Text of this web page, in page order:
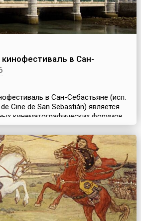
в Сан-
в Сан-Себастьяне (исп.
Cine de San Sebastián) является
кинематографических форумов
культурных событий
самым престижным в
конкурсом и четвёртым по
после Канн, Берлина и Венеции.Уже
полувека, начиная с 1953 года, М...